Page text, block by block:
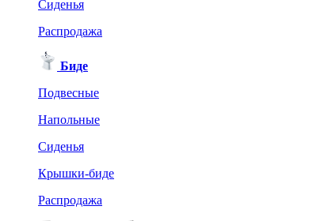
Сиденья
Распродажа
Биде
Подвесные
Напольные
Сиденья
Крышки-биде
Распродажа